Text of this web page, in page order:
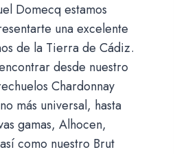
Domecq estamos
una excelente
de la Tierra de Cádiz.
desde nuestro
Chardonnay
más universal, hasta
gamas, Alhocen,
como nuestro Brut